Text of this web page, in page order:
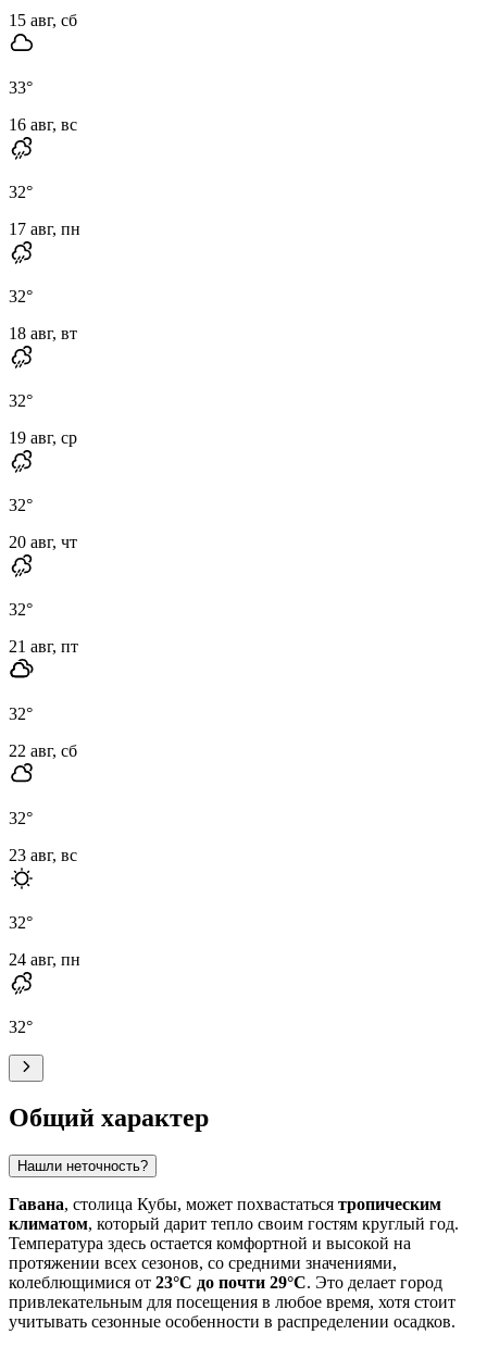
15 авг, сб
33°
16 авг, вс
32°
17 авг, пн
32°
18 авг, вт
32°
19 авг, ср
32°
20 авг, чт
32°
21 авг, пт
32°
22 авг, сб
32°
23 авг, вс
32°
24 авг, пн
32°
Общий характер
Нашли неточность?
Гавана, столица Кубы, может похвастаться тропическим
климатом, который дарит тепло своим гостям круглый год.
Температура здесь остается комфортной и высокой на
протяжении всех сезонов, со средними значениями,
колеблющимися от 23°C до почти 29°C. Это делает город
привлекательным для посещения в любое время, хотя стоит
учитывать сезонные особенности в распределении осадков.